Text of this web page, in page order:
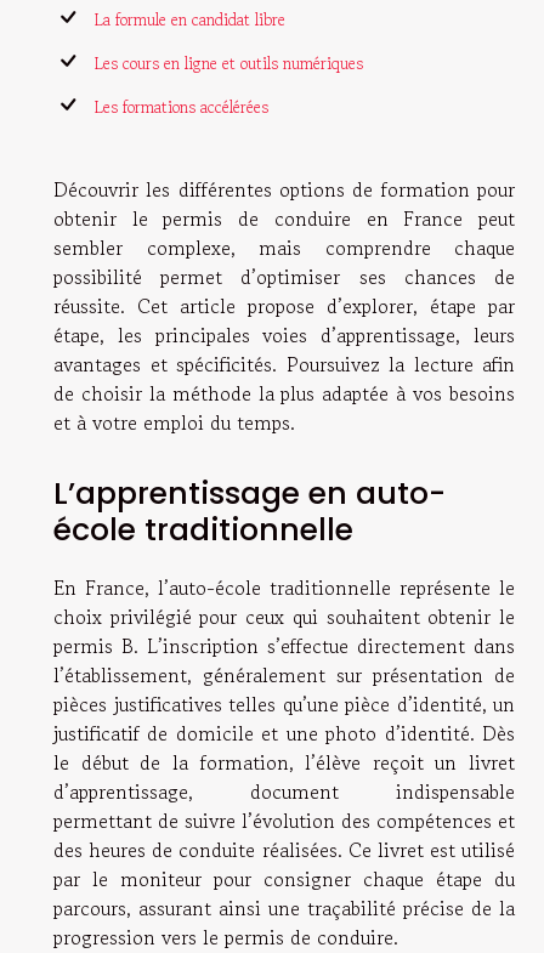
La formule en candidat libre
Les cours en ligne et outils numériques
Les formations accélérées
Découvrir les différentes options de formation pour
obtenir le permis de conduire en France peut
sembler complexe, mais comprendre chaque
possibilité permet d’optimiser ses chances de
réussite. Cet article propose d’explorer, étape par
étape, les principales voies d’apprentissage, leurs
avantages et spécificités. Poursuivez la lecture afin
de choisir la méthode la plus adaptée à vos besoins
et à votre emploi du temps.
L’apprentissage en auto-
école traditionnelle
En France, l’auto-école traditionnelle représente le
choix privilégié pour ceux qui souhaitent obtenir le
permis B. L’inscription s’effectue directement dans
l’établissement, généralement sur présentation de
pièces justificatives telles qu’une pièce d’identité, un
justificatif de domicile et une photo d’identité. Dès
le début de la formation, l’élève reçoit un livret
d’apprentissage, document indispensable
permettant de suivre l’évolution des compétences et
des heures de conduite réalisées. Ce livret est utilisé
par le moniteur pour consigner chaque étape du
parcours, assurant ainsi une traçabilité précise de la
progression vers le permis de conduire.